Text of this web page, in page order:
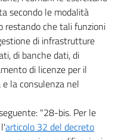
secondo le modalità
restando che tali funzioni
di infrastrutture
di banche dati, di
di licenze per il
la consulenza nel
"28-bis. Per le
articolo 32 del decreto